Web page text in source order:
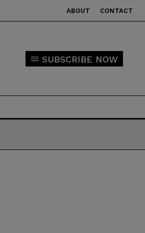
ABOUT CONTACT
SUBSCRIBE NOW